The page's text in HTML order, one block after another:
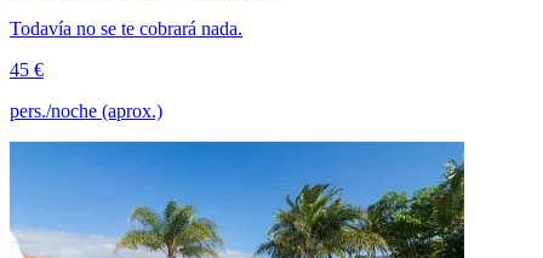
Todavía no se te cobrará nada.
45 €
pers./noche (aprox.)